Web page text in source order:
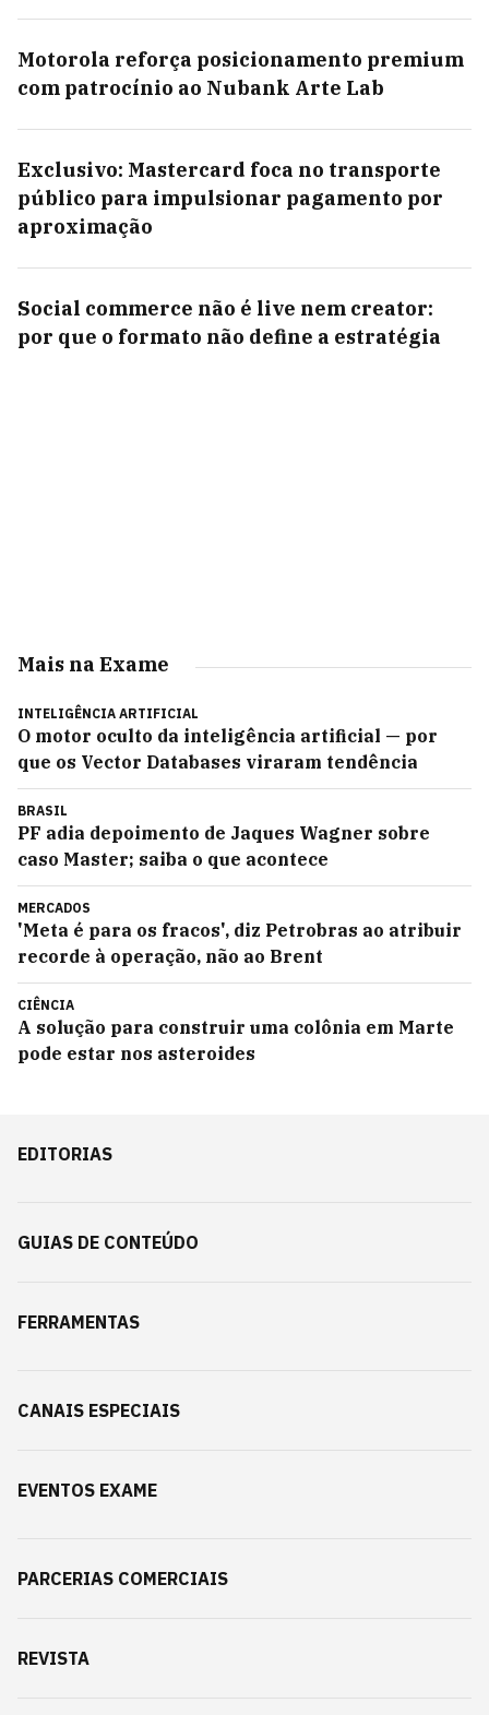
Motorola reforça posicionamento premium
com patrocínio ao Nubank Arte Lab
Exclusivo: Mastercard foca no transporte
público para impulsionar pagamento por
aproximação
Social commerce não é live nem creator:
por que o formato não define a estratégia
Mais na Exame
INTELIGÊNCIA ARTIFICIAL
O motor oculto da inteligência artificial — por
que os Vector Databases viraram tendência
BRASIL
PF adia depoimento de Jaques Wagner sobre
caso Master; saiba o que acontece
MERCADOS
'Meta é para os fracos', diz Petrobras ao atribuir
recorde à operação, não ao Brent
CIÊNCIA
A solução para construir uma colônia em Marte
pode estar nos asteroides
EDITORIAS
GUIAS DE CONTEÚDO
FERRAMENTAS
CANAIS ESPECIAIS
EVENTOS EXAME
PARCERIAS COMERCIAIS
REVISTA